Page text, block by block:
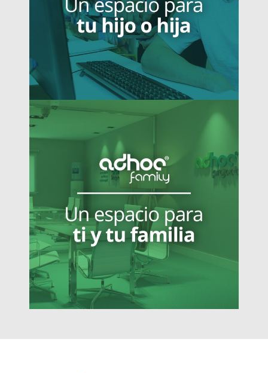
AdHoc Family es nuestra red de centros para
Más información.